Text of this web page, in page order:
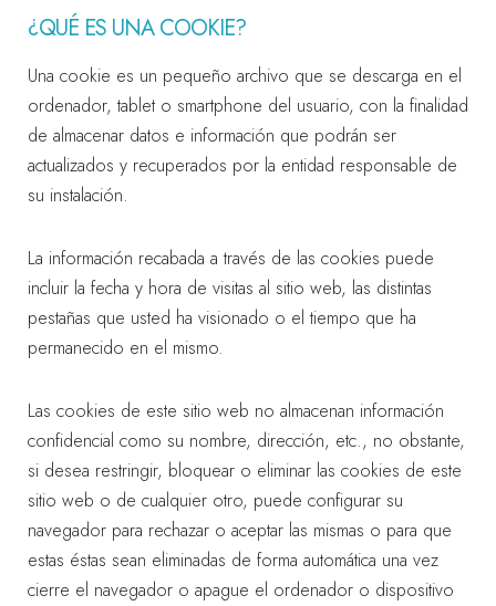
¿QUÉ ES UNA COOKIE?
Una cookie es un pequeño archivo que se descarga en el
ordenador, tablet o smartphone del usuario, con la finalidad
de almacenar datos e información que podrán ser
actualizados y recuperados por la entidad responsable de
su instalación.
La información recabada a través de las cookies puede
incluir la fecha y hora de visitas al sitio web, las distintas
pestañas que usted ha visionado o el tiempo que ha
permanecido en el mismo.
Las cookies de este sitio web no almacenan información
confidencial como su nombre, dirección, etc., no obstante,
si desea restringir, bloquear o eliminar las cookies de este
sitio web o de cualquier otro, puede configurar su
navegador para rechazar o aceptar las mismas o para que
estas éstas sean eliminadas de forma automática una vez
cierre el navegador o apague el ordenador o dispositivo